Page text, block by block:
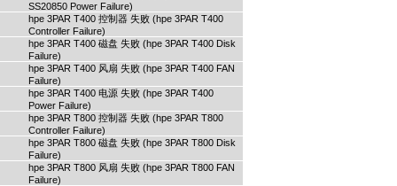
SS20850 Power Failure)
hpe 3PAR T400 控制器 失败 (hpe 3PAR T400
Controller Failure)
hpe 3PAR T400 磁盘 失败 (hpe 3PAR T400 Disk
Failure)
hpe 3PAR T400 风扇 失败 (hpe 3PAR T400 FAN
Failure)
hpe 3PAR T400 电源 失败 (hpe 3PAR T400
Power Failure)
hpe 3PAR T800 控制器 失败 (hpe 3PAR T800
Controller Failure)
hpe 3PAR T800 磁盘 失败 (hpe 3PAR T800 Disk
Failure)
hpe 3PAR T800 风扇 失败 (hpe 3PAR T800 FAN
Failure)